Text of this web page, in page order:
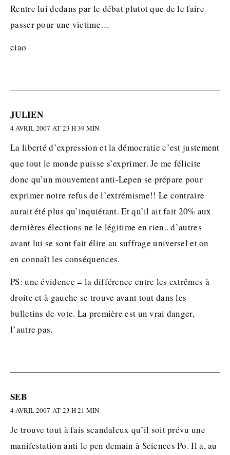
Rentre lui dedans par le débat plutot que de le faire
passer pour une victime…
ciao
JULIEN
4 AVRIL 2007 AT 23 H 39 MIN
La liberté d’expression et la démocratie c’est justement
que tout le monde puisse s’exprimer. Je me félicite
donc qu’un mouvement anti-Lepen se prépare pour
exprimer notre refus de l’extrémisme!! Le contraire
aurait été plus qu’inquiétant. Et qu’il ait fait 20% aux
dernières élections ne le légitime en rien.. d’autres
avant lui se sont fait élire au suffrage universel et on
en connaît les conséquences.
PS: une évidence = la différence entre les extrêmes à
droite et à gauche se trouve avant tout dans les
bulletins de vote. La première est un vrai danger,
l’autre pas.
SEB
4 AVRIL 2007 AT 23 H 21 MIN
Je trouve tout à fais scandaleux qu’il soit prévu une
manifestation anti le pen demain à Sciences Po. Il a, au